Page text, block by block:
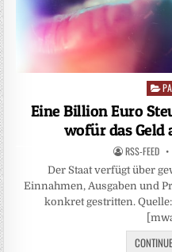
in
Eine Billion Euro
wofür das Geld
RSS-FEED
Der Staat verfügt über
Einnahmen, Ausgaben und
konkret gestritten.